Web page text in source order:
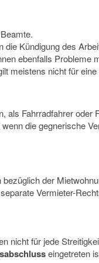
die Kündigung des
ebenfalls
meistens nicht für
als Fahrradfahrer oder
die gegnerische
der
Vermieter-
nicht für jede
eingetreten